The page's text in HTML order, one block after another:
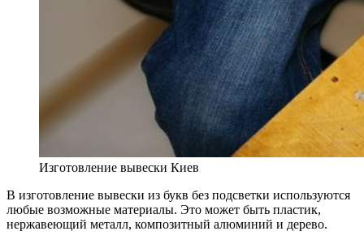
Изготовление вывески Киев
В изготовление вывески из букв без подсветки используются
любые возможные материалы. Это может быть пластик,
нержавеющий металл, композитный алюминий и дерево.